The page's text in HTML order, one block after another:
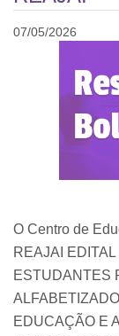
07/05/2026
O Centro de
REAJAI
ESTUDANTES
EDUCAÇÃO E